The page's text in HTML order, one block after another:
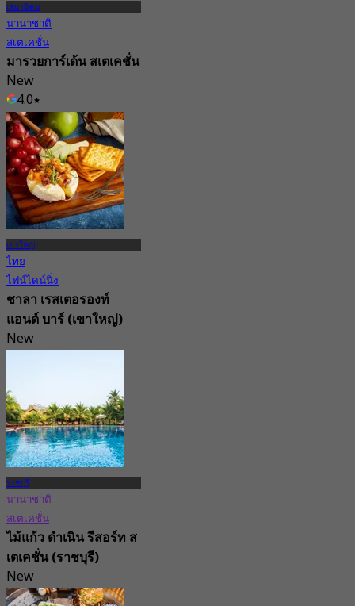
เสนานิคม
นานาชาติ
สเตเคชั่น
มารวยการ์เด้น สเตเคชั่น
New
4.0
จาก฿ 1,745
เขาใหญ่
ไทย
ไฟน์ไดน์นิ่ง
ชาลา เรสเตอรองท์
แอนด์ บาร์ (เขาใหญ่)
New
ราชบุรี
นานาชาติ
สเตเคชั่น
ไม้แก้ว ดำเนิน รีสอร์ท ส
เตเคชั่น (ราชบุรี)
New
4.3